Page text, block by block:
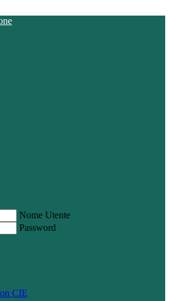
Nome Utente
Password
CIE